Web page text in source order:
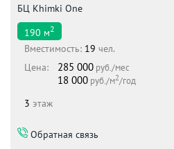
БЦ Khimki One
190 м2
Вместимоcть: 19 чел.
Цена:
285 000 руб./мес
18 000 руб./м2/год
3 этаж
Обратная связь